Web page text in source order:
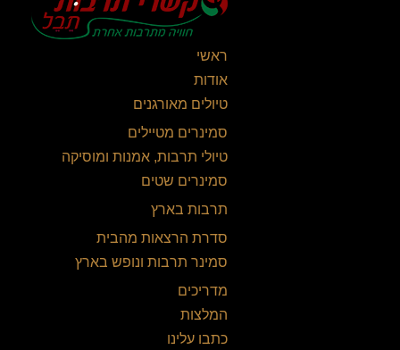
ראשי
אודות
טיולים מאורגנים
סמינרים מטיילים
טיולי תרבות, אמנות ומוסיקה
סמינרים שטים
תרבות בארץ
סדרת הרצאות מהבית
סמינר תרבות ונופש בארץ
מדריכים
המלצות
כתבו עלינו